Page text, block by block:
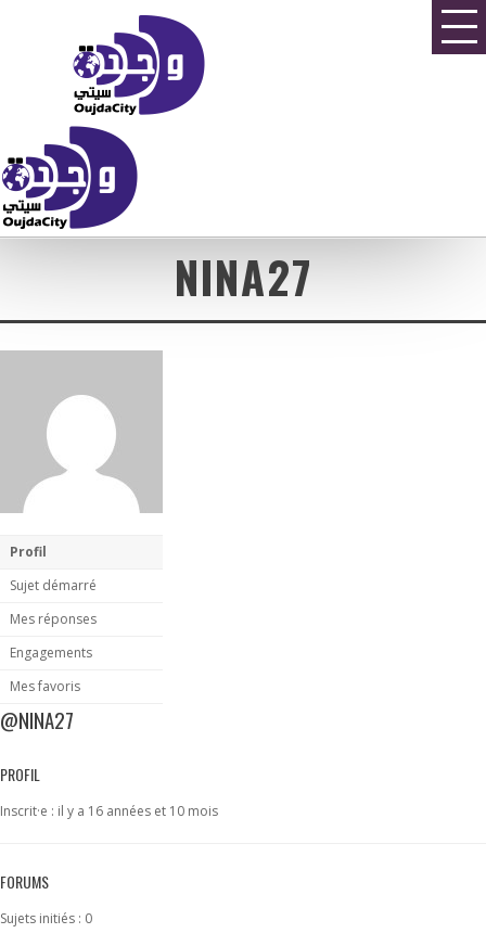
NINA27
Profil
Sujet démarré
Mes réponses
Engagements
Mes favoris
@NINA27
PROFIL
Inscrit·e : il y a 16 années et 10 mois
FORUMS
Sujets initiés : 0